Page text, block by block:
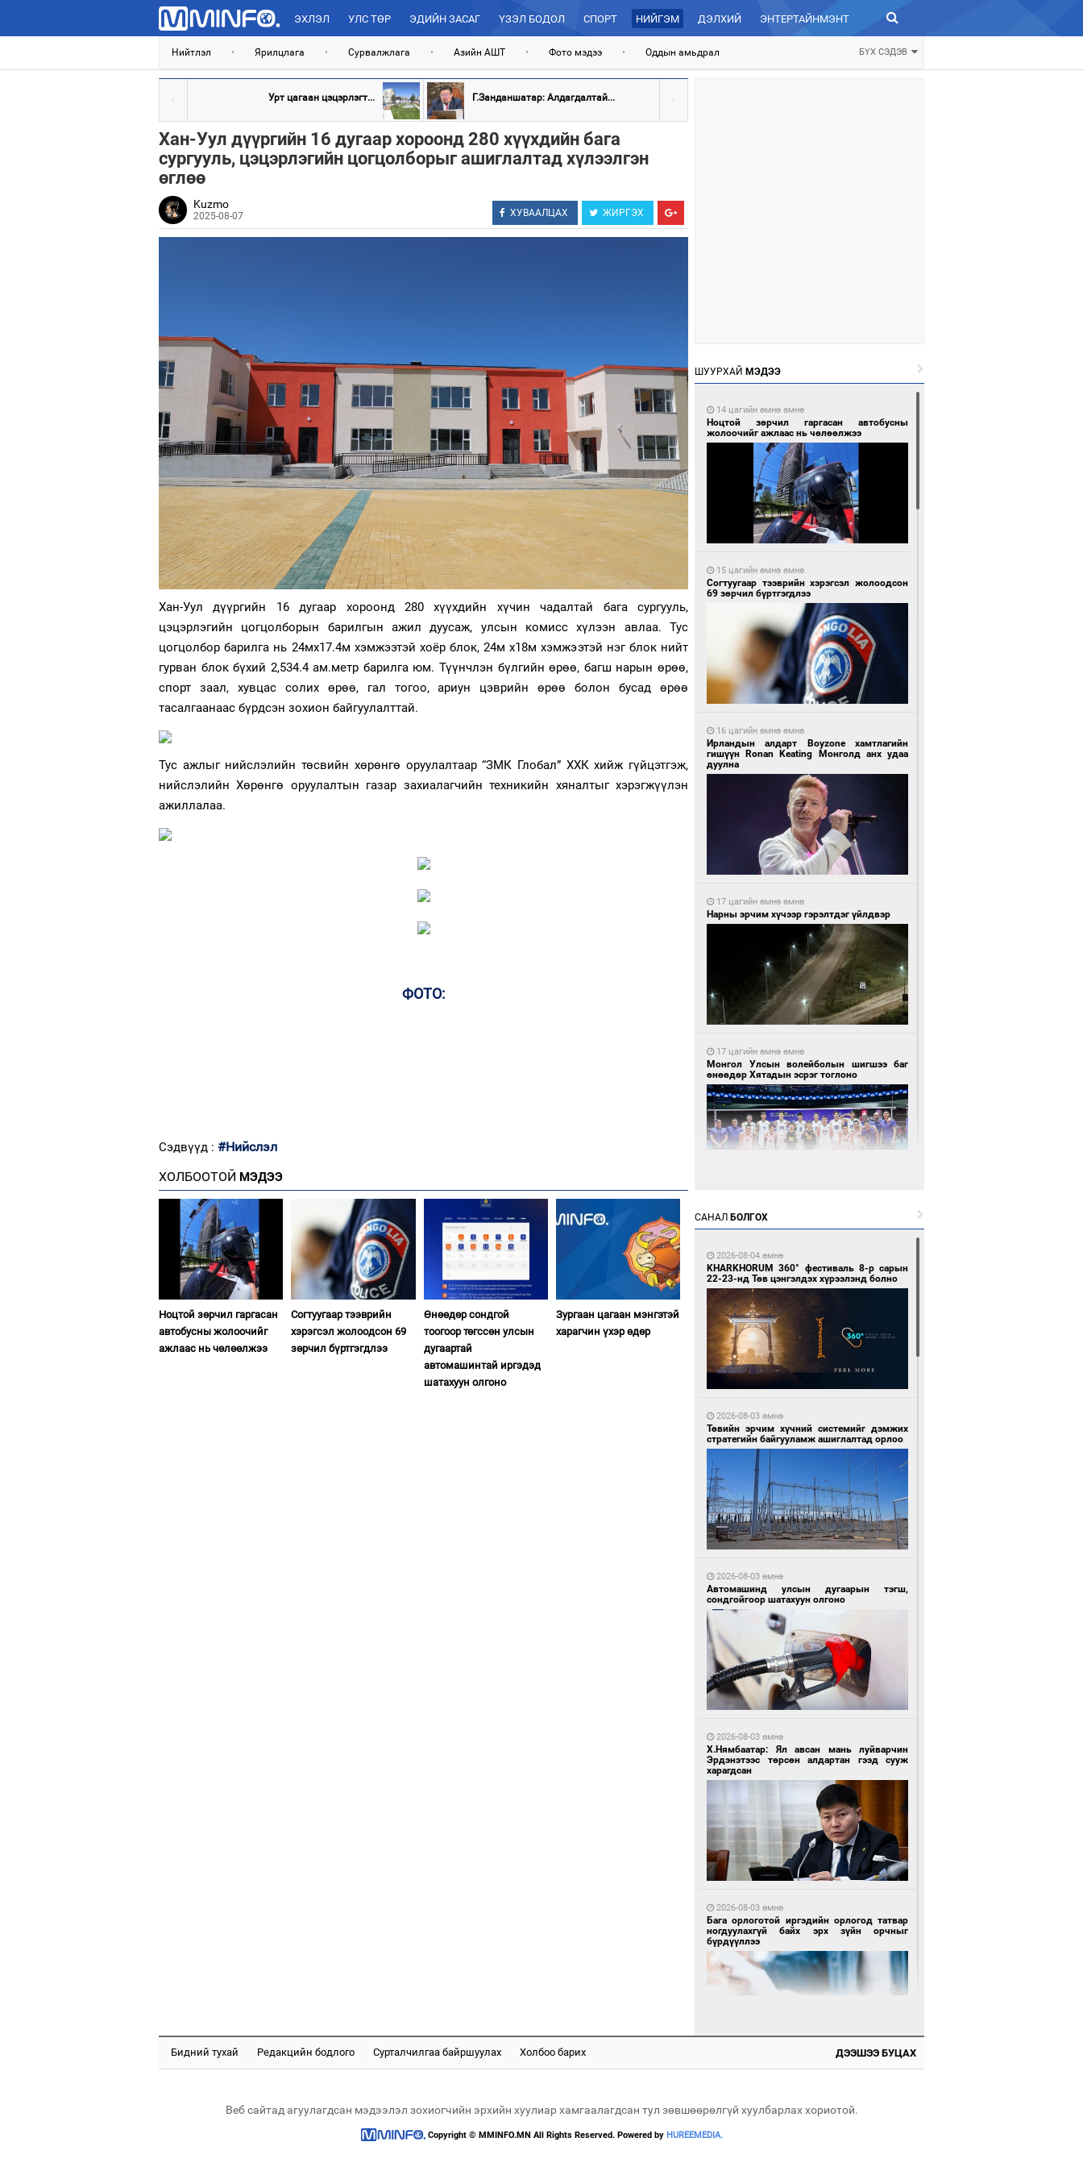
ЭХЛЭЛ УЛС ТӨР ЭДИЙН ЗАСАГ ҮЗЭЛ БОДОЛ СПОРТ НИЙГЭМ ДЭЛХИЙ ЭНТЕРТАЙНМЭНТ ЗУРХАЙ
Нийтлэл • Ярилцлага • Сурвалжлага • Азийн АШТ • Фото мэдээ • Оддын амьдрал БҮХ СЭДЭВ
Урт цагаан цэцэрлэгт... Г.Занданшатар: Алдагдалтай...
Хан-Уул дүүргийн 16 дугаар хороонд 280 хүүхдийн бага
сургууль, цэцэрлэгийн цогцолборыг ашиглалтад хүлээлгэн
өглөө
Kuzmo
2025-08-07 ХУВААЛЦАХ ЖИРГЭХ
Хан-Уул дүүргийн 16 дугаар хороонд 280 хүүхдийн хүчин чадалтай бага сургууль,
цэцэрлэгийн цогцолборын барилгын ажил дуусаж, улсын комисс хүлээн авлаа. Тус
цогцолбор барилга нь 24мх17.4м хэмжээтэй хоёр блок, 24м х18м хэмжээтэй нэг блок нийт
гурван блок бүхий 2,534.4 ам.метр барилга юм. Түүнчлэн бүлгийн өрөө, багш нарын өрөө,
спорт заал, хувцас солих өрөө, гал тогоо, ариун цэврийн өрөө болон бусад өрөө
тасалгаанаас бүрдсэн зохион байгуулалттай.
Тус ажлыг нийслэлийн төсвийн хөрөнгө оруулалтаар “ЗМК Глобал” ХХК хийж гүйцэтгэж,
нийслэлийн Хөрөнгө оруулалтын газар захиалагчийн техникийн хяналтыг хэрэгжүүлэн
ажиллалаа.
ФОТО:
Сэдвүүд : #Нийслэл
ХОЛБООТОЙ МЭДЭЭ
Ноцтой зөрчил гаргасан
автобусны жолоочийг
ажлаас нь чөлөөлжээ
Согтуугаар тээврийн
хэрэгсэл жолоодсон 69
зөрчил бүртгэгдлээ
Өнөөдөр сондгой
тоогоор төгссөн улсын
дугаартай
автомашинтай иргэдэд
шатахуун олгоно
Зургаан цагаан мэнгэтэй
харагчин үхэр өдөр
ШУУРХАЙ МЭДЭЭ
14 цагийн өмнө өмнө
Ноцтой зөрчил гаргасан автобусны
жолоочийг ажлаас нь чөлөөлжээ
15 цагийн өмнө өмнө
Согтуугаар тээврийн хэрэгсэл жолоодсон
69 зөрчил бүртгэгдлээ
16 цагийн өмнө өмнө
Ирландын алдарт Boyzone хамтлагийн
гишүүн Ronan Keating Монголд анх удаа
дуулна
17 цагийн өмнө өмнө
Нарны эрчим хүчээр гэрэлтдэг үйлдвэр
17 цагийн өмнө өмнө
Монгол Улсын волейболын шигшээ баг
өнөөдөр Хятадын эсрэг тоглоно
17 цагийн өмнө өмнө
18 цагийн өмнө өмнө
18 цагийн өмнө өмнө
1 өдрийн өмнө өмнө
Бүх төрлийн шатахууны импортыг шуурхай
МИАТ ТӨХК “Боинг” компанитай хамтын
САНАЛ БОЛГОХ
2026-08-04 өмнө
KHARKHORUM 360° фестиваль 8-р сарын
22-23-нд Төв цэнгэлдэх хүрээлэнд болно
2026-08-03 өмнө
Төвийн эрчим хүчний системийг дэмжих
стратегийн байгууламж ашиглалтад орлоо
2026-08-03 өмнө
Автомашинд улсын дугаарын тэгш,
сондгойгоор шатахуун олгоно
2026-08-03 өмнө
Х.Нямбаатар: Ял авсан мань луйварчин
Эрдэнэтээс төрсөн алдартан гээд сууж
харагдсан
2026-08-03 өмнө
Бага орлоготой иргэдийн орлогод татвар
ногдуулахгүй байх эрх зүйн орчныг
бүрдүүллээ
Бидний тухай Редакцийн бодлого Сурталчилгаа байршуулах Холбоо барих ДЭЭШЭЭ БУЦАХ
Веб сайтад агуулагдсан мэдээлэл зохиогчийн эрхийн хуулиар хамгаалагдсан тул зөвшөөрөлгүй хуулбарлах хориотой.
Copyright © MMINFO.MN All Rights Reserved. Powered by HUREEMEDIA.